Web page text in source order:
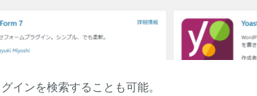
インを検索することも可能。